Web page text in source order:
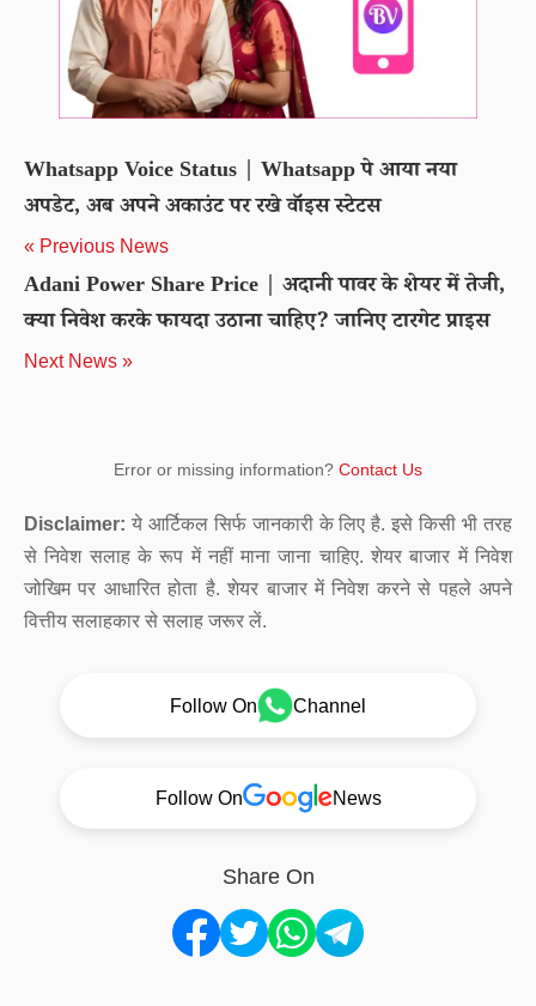
Whatsapp Voice Status | Whatsapp पे आया नया
अपडेट, अब अपने अकाउंट पर रखे वॉइस स्टेटस
« Previous News
Adani Power Share Price | अदानी पावर के शेयर में तेजी,
क्या निवेश करके फायदा उठाना चाहिए? जानिए टारगेट प्राइस
Next News »
Error or missing information? Contact Us
Disclaimer: ये आर्टिकल सिर्फ जानकारी के लिए है. इसे किसी भी तरह
से निवेश सलाह के रूप में नहीं माना जाना चाहिए. शेयर बाजार में निवेश
जोखिम पर आधारित होता है. शेयर बाजार में निवेश करने से पहले अपने
वित्तीय सलाहकार से सलाह जरूर लें.
Follow On Channel
Follow On News
Share On